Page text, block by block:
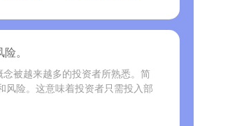
。
被越来越多的投资者所熟悉。简
风险。这意味着投资者只需投入部